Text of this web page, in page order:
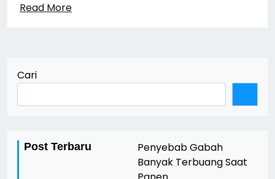
Read More
Cari
Post Terbaru
Penyebab Gabah
Banyak Terbuang Saat